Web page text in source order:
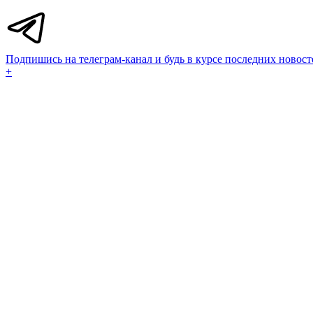
Подпишись на телеграм-канал и будь в курсе последних
+